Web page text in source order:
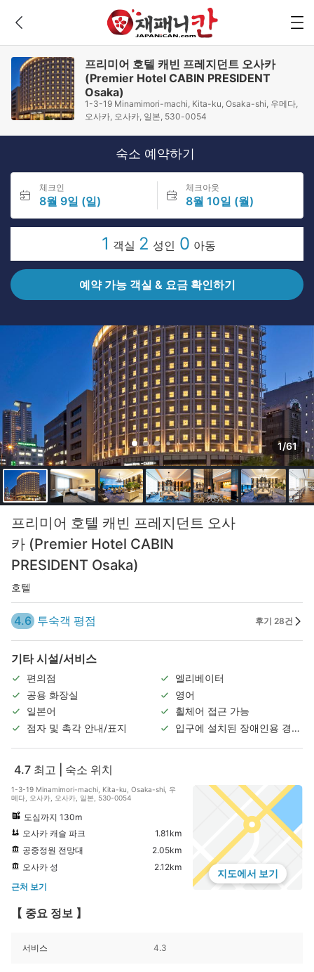
프리미어 호텔 캐빈 프레지던트 오사카
(Premier Hotel CABIN PRESIDENT
Osaka)
1-3-19 Minamimori-machi, Kita-ku, Osaka-shi, 우메다,
오사카, 오사카, 일본, 530-0054
숙소 예약하기
체크인
8월 9일 (일)
체크아웃
8월 10일 (월)
1 객실 2 성인 0 아동
예약 가능 객실 & 요금 확인하기
1/61
프리미어 호텔 캐빈 프레지던트 오사
카 (Premier Hotel CABIN
PRESIDENT Osaka)
호텔
4.6 투숙객 평점 후기 28건
기타 시설/서비스
편의점
엘리베이터
공용 화장실
영어
일본어
휠체어 접근 가능
점자 및 촉각 안내/표지
입구에 설치된 장애인용 경사
4.7 최고 | 숙소 위치
1-3-19 Minamimori-machi, Kita-ku, Osaka-shi, 우
메다, 오사카, 오사카, 일본, 530-0054
도심까지 130m
오사카 캐슬 파크
1.81km
공중정원 전망대
2.05km
오사카 성
2.12km
근처 보기
지도에서 보기
【 중요 정보 】
서비스 4.3